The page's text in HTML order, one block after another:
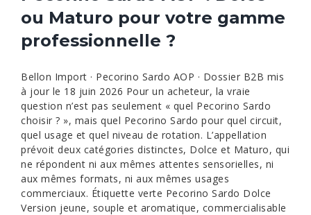
ou Maturo pour votre gamme
professionnelle ?
Bellon Import · Pecorino Sardo AOP · Dossier B2B mis
à jour le 18 juin 2026 Pour un acheteur, la vraie
question n’est pas seulement « quel Pecorino Sardo
choisir ? », mais quel Pecorino Sardo pour quel circuit,
quel usage et quel niveau de rotation. L’appellation
prévoit deux catégories distinctes, Dolce et Maturo, qui
ne répondent ni aux mêmes attentes sensorielles, ni
aux mêmes formats, ni aux mêmes usages
commerciaux. Étiquette verte Pecorino Sardo Dolce
Version jeune, souple et aromatique, commercialisable